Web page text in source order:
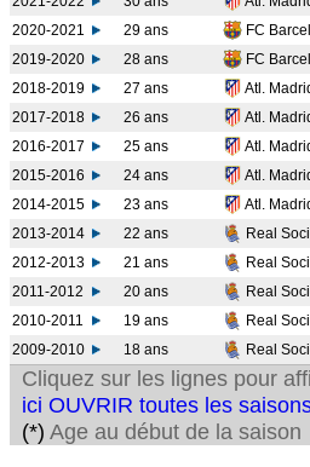
2020-2021
29 ans FC
2019-2020
28 ans FC
2018-2019
27 ans Atl.
2017-2018
26 ans Atl.
2016-2017
25 ans Atl.
2015-2016
24 ans Atl.
2014-2015
23 ans Atl.
2013-2014
22 ans Real
2012-2013
21 ans Real
2011-2012
20 ans Real
2010-2011
19 ans Real
2009-2010
18 ans Real
Cliquez sur les lignes pour
ici OUVRIR toutes les
(*) Age au début de la saison